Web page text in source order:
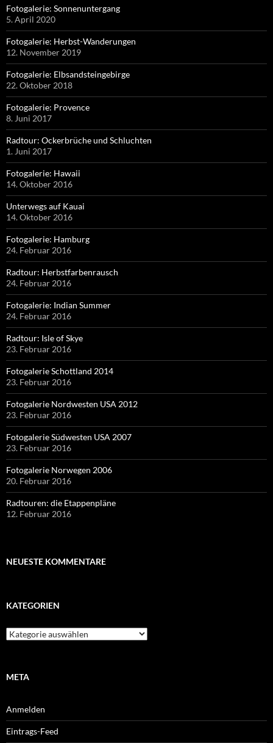
Fotogalerie: Sonnenuntergang
5. April 2020
Fotogalerie: Herbst-Wanderungen
12. November 2019
Fotogalerie: Elbsandsteingebirge
22. Oktober 2018
Fotogalerie: Provence
8. Juni 2017
Radtour: Ockerbrüche und Schluchten
1. Juni 2017
Fotogalerie: Hawaii
14. Oktober 2016
Unterwegs auf Kauai
14. Oktober 2016
Fotogalerie: Hamburg
24. Februar 2016
Radtour: Herbstfarbenrausch
24. Februar 2016
Fotogalerie: Indian Summer
24. Februar 2016
Radtour: Isle of Skye
23. Februar 2016
Fotogalerie Schottland 2014
23. Februar 2016
Fotogalerie Nordwesten USA 2012
23. Februar 2016
Fotogalerie Südwesten USA 2007
23. Februar 2016
Fotogalerie Norwegen 2006
20. Februar 2016
Radtouren: die Etappenpläne
12. Februar 2016
NEUESTE KOMMENTARE
KATEGORIEN
Kategorien
META
Anmelden
Eintrags-Feed